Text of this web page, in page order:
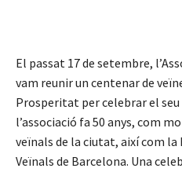
El passat 17 de setembre,
vam reunir un centenar de
Prosperitat per celebrar el seu
l’associació fa 50 anys, com
veïnals de la ciutat, així com la
Veïnals de Barcelona. Una